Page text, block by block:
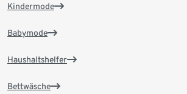
Kindermode
Babymode
Haushaltshelfer
Bettwäsche